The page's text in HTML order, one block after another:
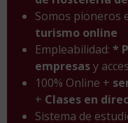
Somos pioneros
turismo online
Empleabilidad: *
empresasy
100% Online +
+ Clases en
Sistema de